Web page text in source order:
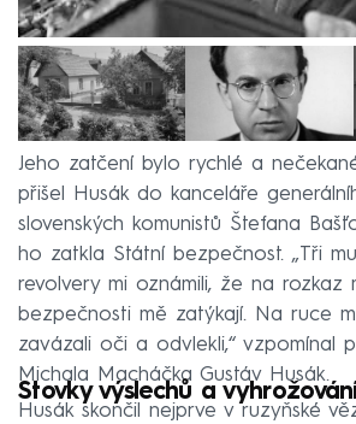
Jeho zatčení bylo rychlé a
přišel Husák do kanceláře
slovenských komunistů Štefana
ho zatkla Státní bezpečnost. „Tři
revolvery mi oznámili, že na rozkaz
bezpečnosti mě zatýkají. Na ruce
zavázali oči a odvlekli,“ vzpomínal
Michala Macháčka Gustáv Husák.
Stovky výslechů a vyhrožování
Husák skončil nejprve v ruzyňské